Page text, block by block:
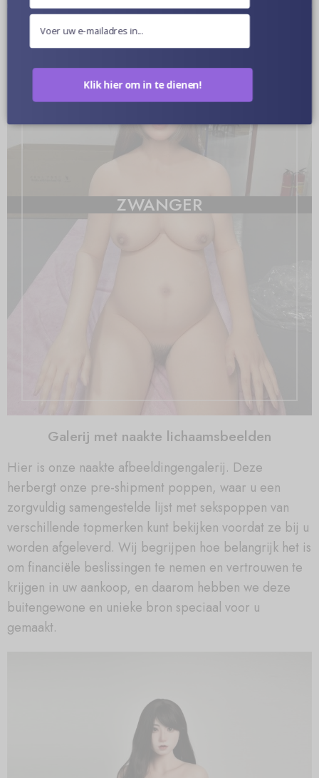
ZWANGER
Galerij met naakte lichaamsbeelden
Hier is onze naakte afbeeldingengalerij. Deze
herbergt onze pre-shipment poppen, waar u een
zorgvuldig samengestelde lijst met sekspoppen van
verschillende topmerken kunt bekijken voordat ze bij u
worden afgeleverd. Wij begrijpen hoe belangrijk het is
om financiële beslissingen te nemen en vertrouwen te
krijgen in uw aankoop, en daarom hebben we deze
buitengewone en unieke bron speciaal voor u
gemaakt.
Klik hier om in te dienen!